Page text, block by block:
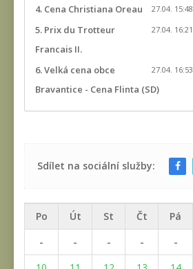
27.04. 15:48
4. Cena Christiana Oreau
27.04. 16:21
5. Prix du Trotteur
Francais II.
27.04. 16:53
6. Velká cena obce
Bravantice - Cena Flinta (SD)
Sdílet na sociální služby:
Po Út St Čt Pá
-
- - - -